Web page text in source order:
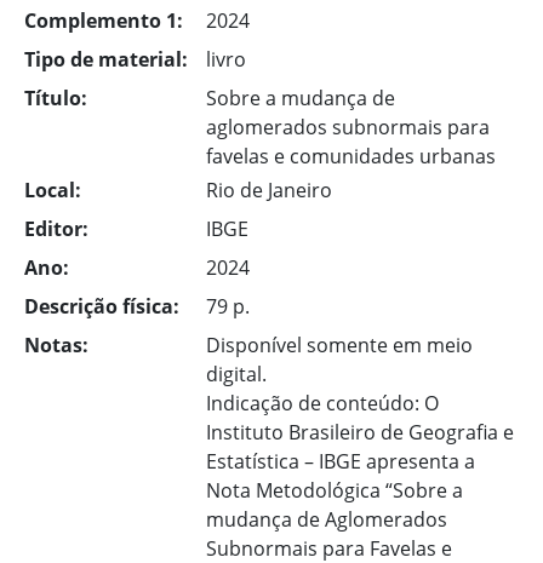
Complemento 1:
2024
Tipo de material:
livro
Título:
Sobre a mudança de
aglomerados subnormais para
favelas e comunidades urbanas
Local:
Rio de Janeiro
Editor:
IBGE
Ano:
2024
Descrição física:
79 p.
Notas:
Disponível somente em meio
digital.
Indicação de conteúdo: O
Instituto Brasileiro de Geografia e
Estatística – IBGE apresenta a
Nota Metodológica “Sobre a
mudança de Aglomerados
Subnormais para Favelas e